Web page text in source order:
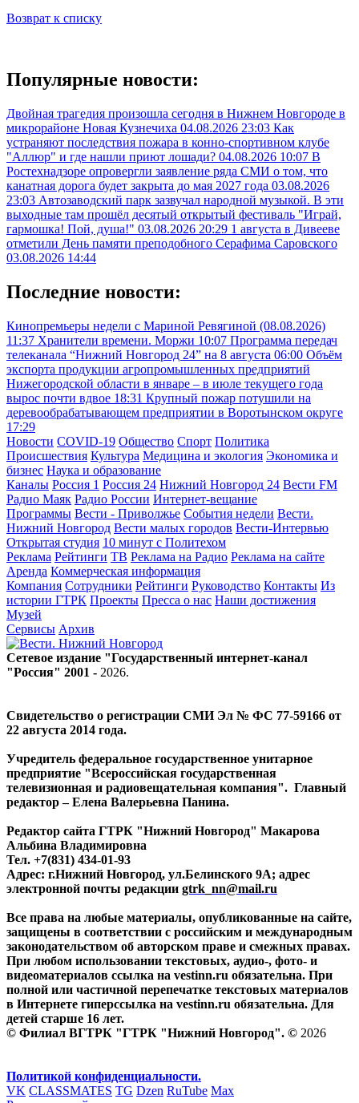
Возврат к списку
Популярные новости:
Двойная трагедия произошла сегодня в Нижнем Новгороде в
микрорайоне Новая Кузнечиха 04.08.2026 23:03 Как
устраняют последствия пожара в конно-спортивном клубе
"Аллюр" и где нашли приют лошади? 04.08.2026 10:07 В
Ростехнадзоре опровергли заявление ряда СМИ о том, что
канатная дорога будет закрыта до мая 2027 года 03.08.2026
23:03 Автозаводский парк зазвучал народной музыкой. В эти
выходные там прошёл десятый открытый фестиваль "Играй,
гармошка! Пой, душа!" 03.08.2026 20:29 1 августа в Дивееве
отметили День памяти преподобного Серафима Саровского
03.08.2026 14:44
Последние новости:
Кинопремьеры недели с Мариной Ревягиной (08.08.2026)
11:37 Хранители времени. Моржи 10:07 Программа передач
телеканала “Нижний Новгород 24” на 8 августа 06:00 Объём
экспорта продукции агропромышленных предприятий
Нижегородской области в январе – в июле текущего года
вырос почти вдвое 18:31 Крупный пожар потушили на
деревообрабатывающем предприятии в Воротынском округе
17:29
Новости COVID-19 Общество Спорт Политика
Происшествия Культура Медицина и экология Экономика и
бизнес Наука и образование
Каналы Россия 1 Россия 24 Нижний Новгород 24 Вести FM
Радио Маяк Радио России Интернет-вещание
Программы Вести - Приволжье События недели Вести.
Нижний Новгород Вести малых городов Вести-Интервью
Открытая студия 10 минут с Политехом
Реклама Рейтинги ТВ Реклама на Радио Реклама на сайте
Аренда Коммерческая информация
Компания Сотрудники Рейтинги Руководство Контакты Из
истории ГТРК Проекты Пресса о нас Наши достижения
Музей
Сервисы Архив
Сетевое издание "Государственный интернет-канал
"Россия" 2001 - 2026.
Свидетельство о регистрации СМИ Эл № ФС 77-59166 от
22 августа 2014 года.
Учредитель федеральное государственное унитарное
предприятие "Всероссийская государственная
телевизионная и радиовещательная компания". Главный
редактор – Елена Валерьевна Панина.
Редактор сайта ГТРК "Нижний Новгород" Макарова
Альбина Владимировна
Тел. +7(831) 434-01-93
Адрес: г.Нижний Новгород, ул.Белинского 9А; адрес
электронной почты редакции gtrk_nn@mail.ru
Все права на любые материалы, опубликованные на сайте,
защищены в соответствии с российским и международным
законодательством об авторском праве и смежных правах.
При любом использовании текстовых, аудио-, фото- и
видеоматериалов ссылка на vestinn.ru обязательна. При
полной или частичной перепечатке текстовых материалов
в Интернете гиперссылка на vestinn.ru обязательна. Для
детей старше 16 лет.
© Филиал ВГТРК "ГТРК "Нижний Новгород". © 2026
Политикой конфиденциальности.
VK CLASSMATES TG Dzen RuTube Max